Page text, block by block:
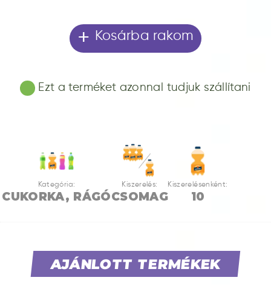
+ Kosárba rakom
Ezt a terméket azonnal tudjuk szállítani
Kategória:
CUKORKA, RÁGÓ
Kiszerelés:
CSOMAG
Kiszerelésenként:
10
AJÁNLOTT TERMÉKEK